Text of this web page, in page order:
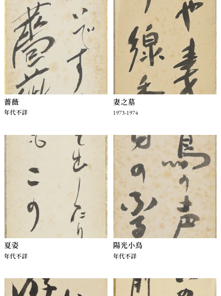
薔薇
年代不詳
妻之墓
1973-1974
夏姿
年代不詳
陽光小鳥
年代不詳